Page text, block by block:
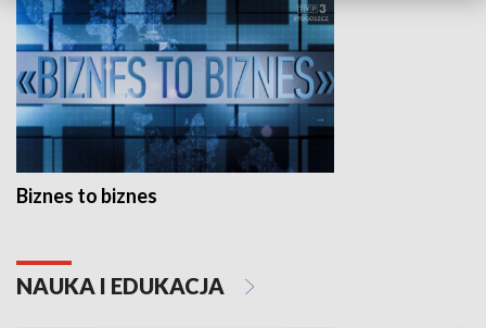
Biznes to biznes
NAUKA I EDUKACJA